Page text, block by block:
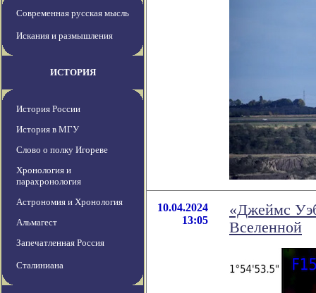
Современная русская мысль
Искания и размышления
ИСТОРИЯ
История России
История в МГУ
Слово о полку Игореве
Хронология и
парахронология
Астрономия и Хронология
Альмагест
Запечатленная Россия
Сталиниана
10.04.2024
13:05
«Джеймс
Вселенной